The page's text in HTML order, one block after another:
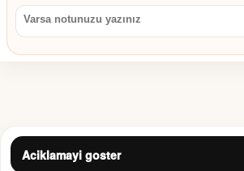
Aciklamayi goster